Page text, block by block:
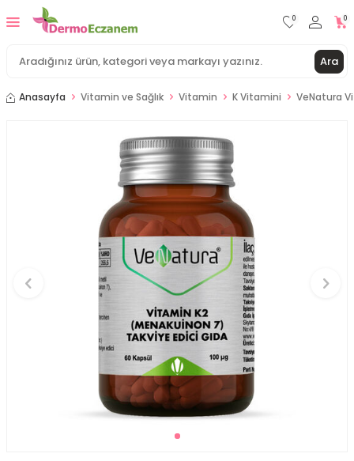
Ara
0 0
Anasayfa Vitamin ve Sağlık Vitamin K Vitamini VeNatura